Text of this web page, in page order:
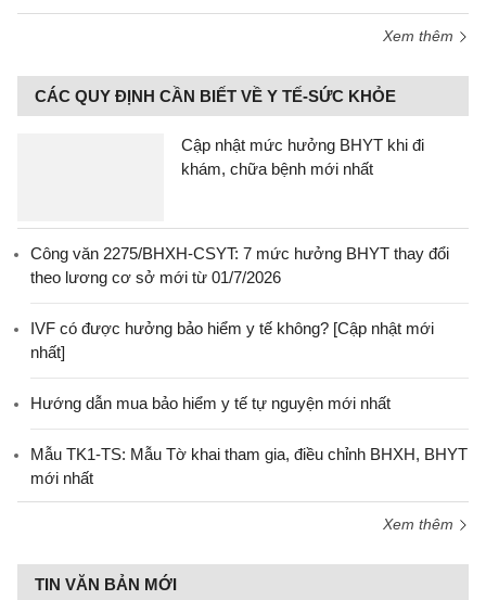
Xem thêm
CÁC QUY ĐỊNH CẦN BIẾT VỀ Y TẾ-SỨC KHỎE
Cập nhật mức hưởng BHYT khi đi
khám, chữa bệnh mới nhất
Công văn 2275/BHXH-CSYT: 7 mức hưởng BHYT thay đổi
theo lương cơ sở mới từ 01/7/2026
IVF có được hưởng bảo hiểm y tế không? [Cập nhật mới
nhất]
Hướng dẫn mua bảo hiểm y tế tự nguyện mới nhất
Mẫu TK1-TS: Mẫu Tờ khai tham gia, điều chỉnh BHXH, BHYT
mới nhất
Xem thêm
TIN VĂN BẢN MỚI